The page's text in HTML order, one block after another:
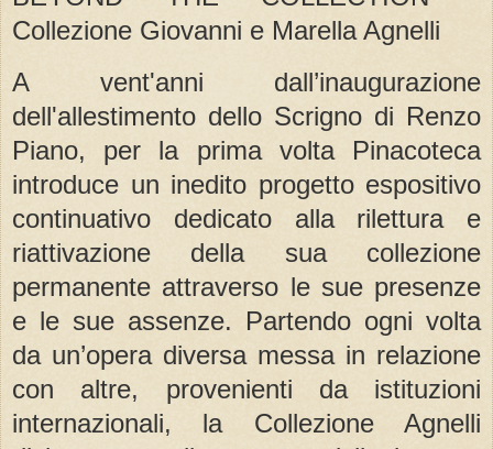
Collezione Giovanni e Marella Agnelli
A vent'anni dall’inaugurazione
dell'allestimento dello Scrigno di Renzo
Piano, per la prima volta Pinacoteca
introduce un inedito progetto espositivo
continuativo dedicato alla rilettura e
riattivazione della sua collezione
permanente attraverso le sue presenze
e le sue assenze. Partendo ogni volta
da un’opera diversa messa in relazione
con altre, provenienti da istituzioni
internazionali, la Collezione Agnelli